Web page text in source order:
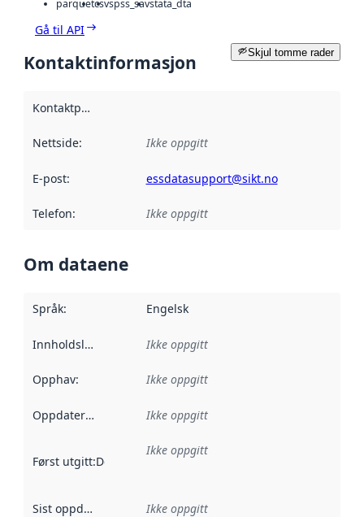
parquetcsvspss_savstata_dta
Gå til API
Skjul tomme rader
Kontaktinformasjon
Kontaktpunkt
Nettside: Ikke oppgitt
E-post: essdatasupport@sikt.no
Telefon: Ikke oppgitt
Om dataene
Språk: Engelsk
Innholdsleverandører :
Ikke oppgitt
Opphav: Ikke oppgitt
Oppdateringsfrekvens :
Ikke oppgitt
Først utgitt:Denne datoen sier når dataene i dette
Ikke oppgitt
Sist oppdatert Ikke oppgitt